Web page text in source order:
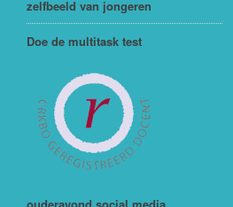
zelfbeeld van jongeren
Doe de multitask test